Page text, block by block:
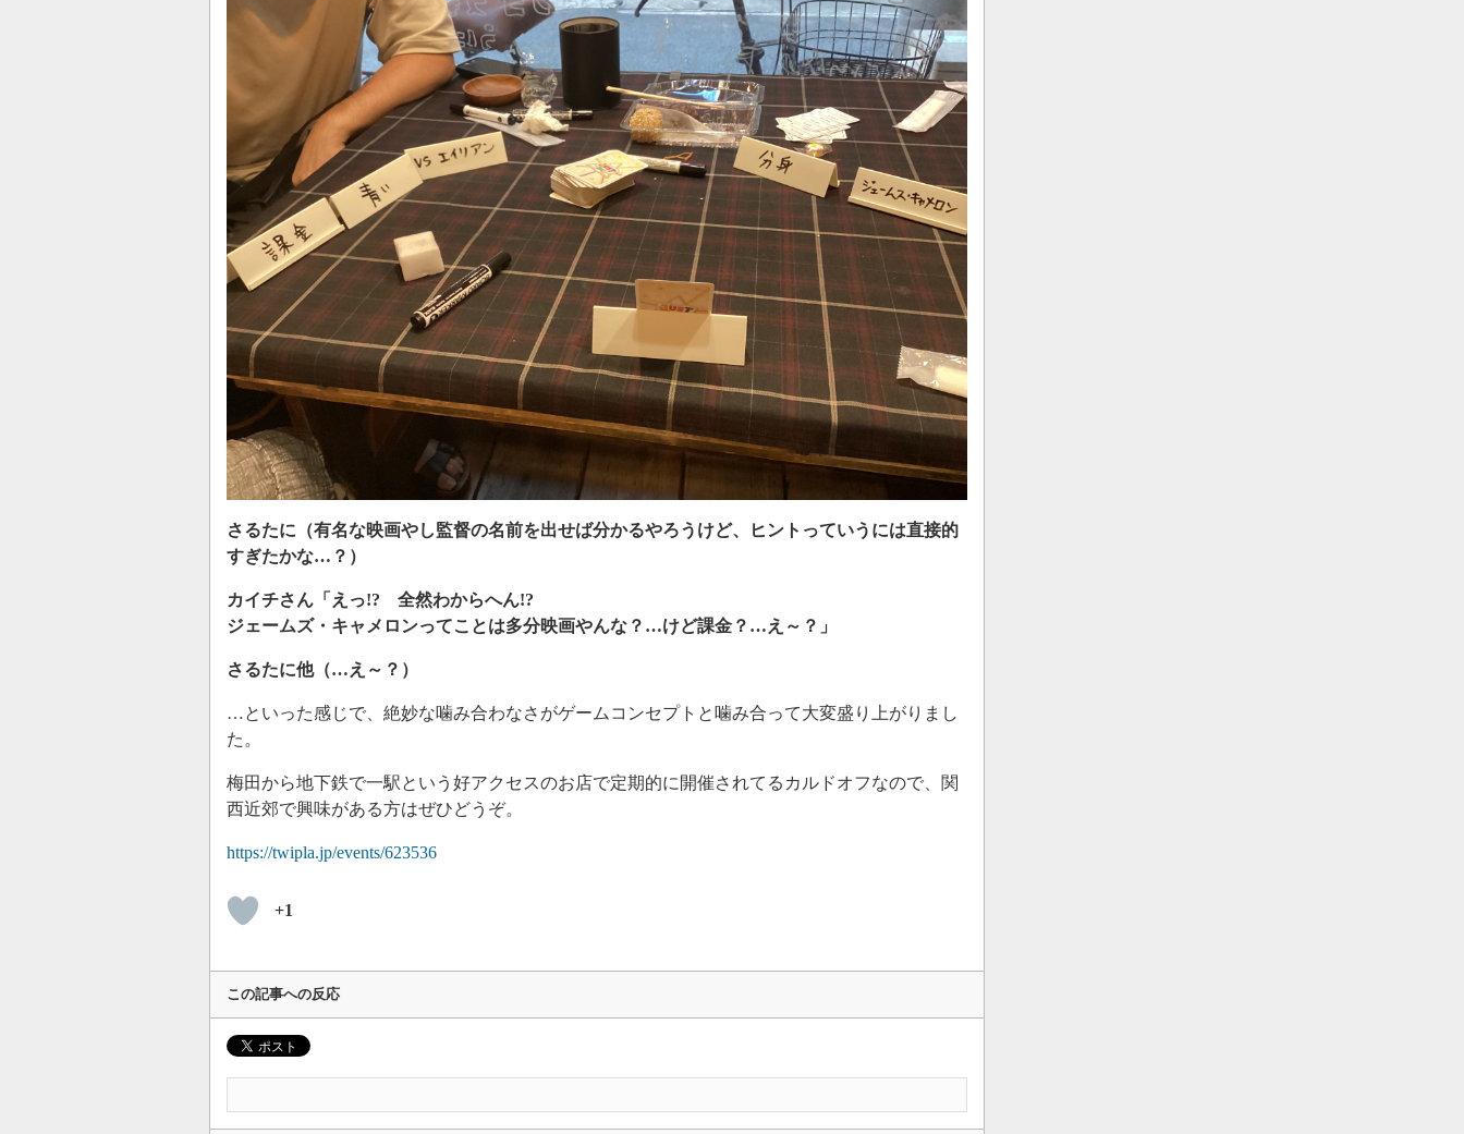
さるたに（有名な映画やし監督の名前を出せば分かるやろうけど、ヒントっていうには直接的
すぎたかな…？）
カイチさん「えっ!? 全然わからへん!?
ジェームズ・キャメロンってことは多分映画やんな？…けど課金？…え～？」
さるたに他（…え～？）
…といった感じで、絶妙な噛み合わなさがゲームコンセプトと噛み合って大変盛り上がりまし
た。
梅田から地下鉄で一駅という好アクセスのお店で定期的に開催されてるカルドオフなので、関
西近郊で興味がある方はぜひどうぞ。
https://twipla.jp/events/623536
+1
この記事への反応